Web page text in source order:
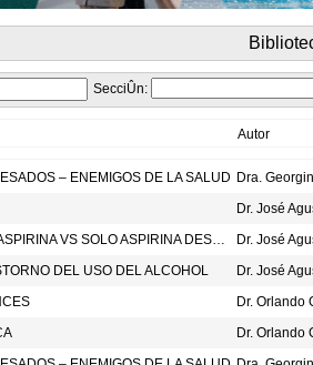
SecciÛn:
Autor
– ENEMIGOS DE LA SALUD
Dr. José
RIVAROXABÁN Y LUEGO ASPIRINA VS SOLO ASPIRINA DESPUÉS DE LA ARTROPLASTIA TOTAL DE LA CADERA O DE LA RODILLA. N ENG J MED 2026; DOI:10.1056/NEJMOA2603649
Dr. José
DEL USO DEL ALCOHOL
Dr. José
Dr. Orlando
Dr. Orlando